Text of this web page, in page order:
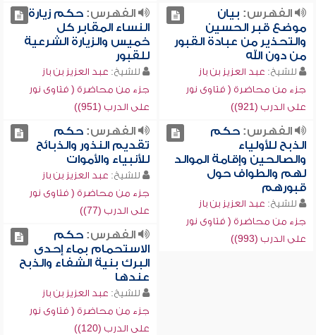
الفهرس: بيان
موضع قبر الحسين
والتحذير من عبادة القبور
من دون الله
للشيخ: عبد العزيز بن باز
جزء من محاضرة ( فتاوى نور
على الدرب (921))
الفهرس:حكم زيارة
النساء المقابر كل
خميس والزيارة الشرعية
للقبور
للشيخ: عبد العزيز بن باز
جزء من محاضرة ( فتاوى نور
على الدرب (951))
الفهرس:حكم
الذبح للأولياء
والصالحين وإقامة الموالد
لهم والطواف حول
قبورهم
للشيخ: عبد العزيز بن باز
جزء من محاضرة ( فتاوى نور
على الدرب (993))
الفهرس:حكم
تقديم النذور والذبائح
للأنبياء والأموات
للشيخ: عبد العزيز بن باز
جزء من محاضرة ( فتاوى نور
على الدرب (77))
الفهرس:حكم
الاستحمام بماء إحدى
البرك بنية الشفاء والذبح
عندها
للشيخ: عبد العزيز بن باز
جزء من محاضرة ( فتاوى نور
على الدرب (120))